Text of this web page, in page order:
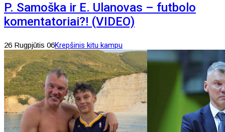
P. Samoška ir E. Ulanovas – futbolo
komentatoriai?! (VIDEO)
26 Rugpjūtis 06Krepšinis kitu kampu